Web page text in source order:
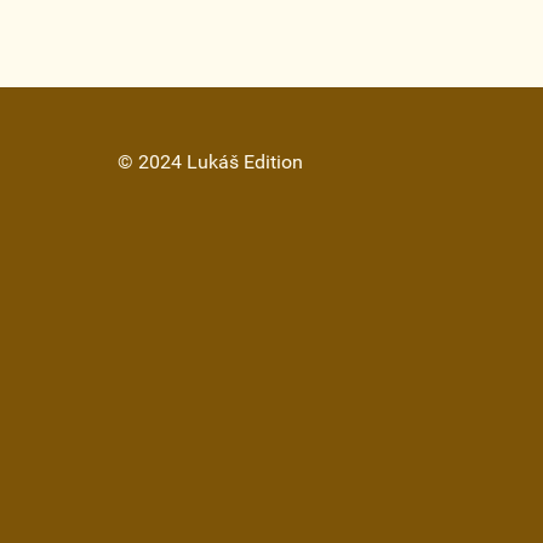
© 2024 Lukáš Edition